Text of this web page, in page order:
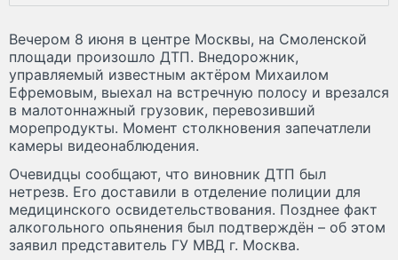
Вечером 8 июня в центре Москвы, на Смоленской
площади произошло ДТП. Внедорожник,
управляемый известным актёром Михаилом
Ефремовым, выехал на встречную полосу и врезался
в малотоннажный грузовик, перевозивший
морепродукты. Момент столкновения запечатлели
камеры видеонаблюдения.
Очевидцы сообщают, что виновник ДТП был
нетрезв. Его доставили в отделение полиции для
медицинского освидетельствования. Позднее факт
алкогольного опьянения был подтверждён – об этом
заявил представитель ГУ МВД г. Москва.